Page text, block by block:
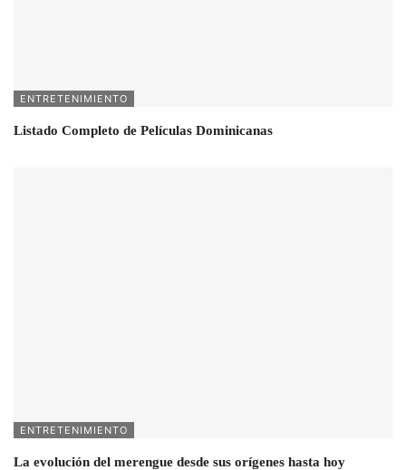
ENTRETENIMIENTO
Listado Completo de Películas Dominicanas
ENTRETENIMIENTO
La evolución del merengue desde sus orígenes hasta hoy